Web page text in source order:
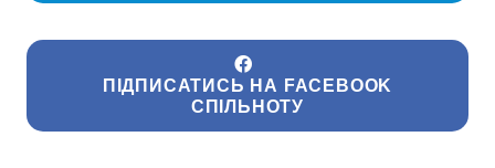
ПІДПИСАТИСЬ НА FACEBOOK
СПІЛЬНОТУ